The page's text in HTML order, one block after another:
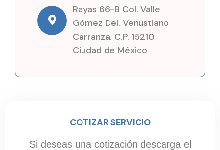
Rayas 66-B Col. Valle
Gómez Del. Venustiano
Carranza. C.P. 15210
Ciudad de México
COTIZAR SERVICIO
Si deseas una cotización descarga el